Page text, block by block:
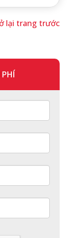
lại trang trước